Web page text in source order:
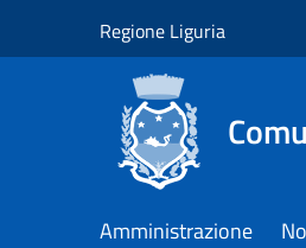
Regione Liguria
Amministrazione